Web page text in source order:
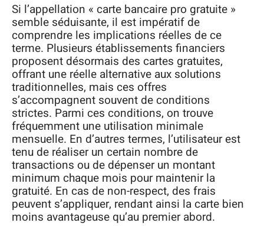
Si l’appellation « carte bancaire pro gratuite »
semble séduisante, il est impératif de
comprendre les implications réelles de ce
terme. Plusieurs établissements financiers
proposent désormais des cartes gratuites,
offrant une réelle alternative aux solutions
traditionnelles, mais ces offres
s’accompagnent souvent de conditions
strictes. Parmi ces conditions, on trouve
fréquemment une utilisation minimale
mensuelle. En d’autres termes, l’utilisateur est
tenu de réaliser un certain nombre de
transactions ou de dépenser un montant
minimum chaque mois pour maintenir la
gratuité. En cas de non-respect, des frais
peuvent s’appliquer, rendant ainsi la carte bien
moins avantageuse qu’au premier abord.